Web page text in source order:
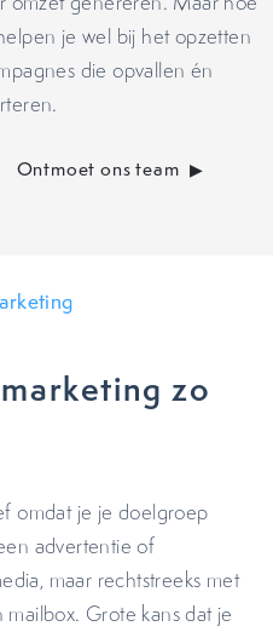
je wel bij het opzetten
die opvallen én
Ontmoet ons team
zo
omdat je je doelgroep
advertentie of
maar rechtstreeks met
Grote kans dat je